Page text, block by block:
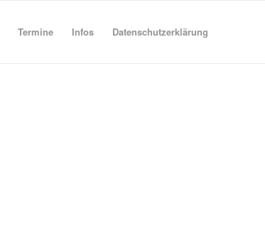
Termine Infos Datenschutzerklärung